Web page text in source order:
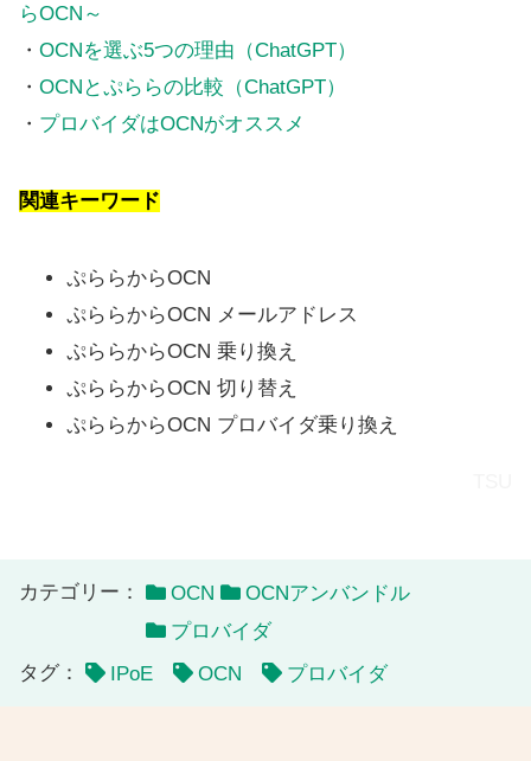
らOCN～
・ OCNを選ぶ5つの理由（ChatGPT）
・ OCNとぷららの比較（ChatGPT）
・ プロバイダはOCNがオススメ
関連キーワード
ぷららからOCN
ぷららからOCN メールアドレス
ぷららからOCN 乗り換え
ぷららからOCN 切り替え
ぷららからOCN プロバイダ乗り換え
カテゴリー： OCN
OCNアンバンドル
プロバイダ
タグ：
IPoE OCN プロバイダ